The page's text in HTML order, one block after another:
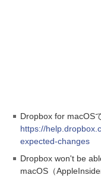
Dropbox for macOS
https://
expected-changes
Dropbox won't be
macOS（AppleInsider